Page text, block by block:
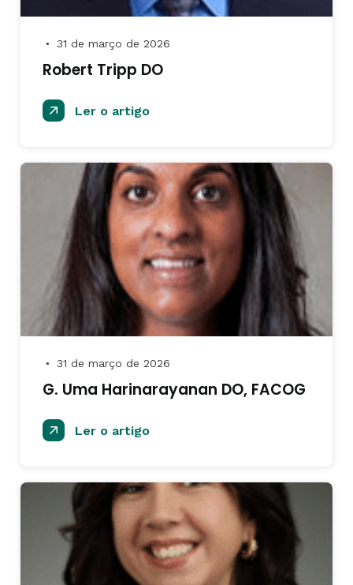
● 31 de março de 2026
Robert Tripp DO
Ler o artigo
● 31 de março de 2026
G. Uma Harinarayanan DO, FACOG
Ler o artigo